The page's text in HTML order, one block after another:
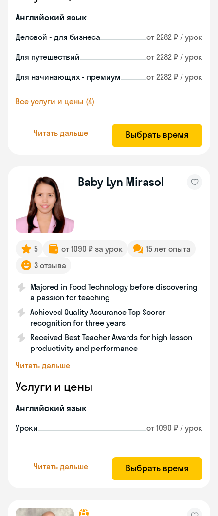
Английский язык
Деловой - для бизнеса от 2282 ₽ / урок
Для путешествий от 2282 ₽ / урок
Для начинающих - премиум от 2282 ₽ / урок
Все услуги и цены (4)
Читать дальше Выбрать время
Baby Lyn Mirasol
5 от 1090 ₽ за урок
15 лет опыта
3 отзыва
Majored in Food Technology before discovering
a passion for teaching
Achieved Quality Assurance Top Scorer
recognition for three years
Received Best Teacher Awards for high lesson
productivity and performance
Читать дальше
Услуги и цены
Английский язык
Уроки от 1090 ₽ / урок
Читать дальше Выбрать время